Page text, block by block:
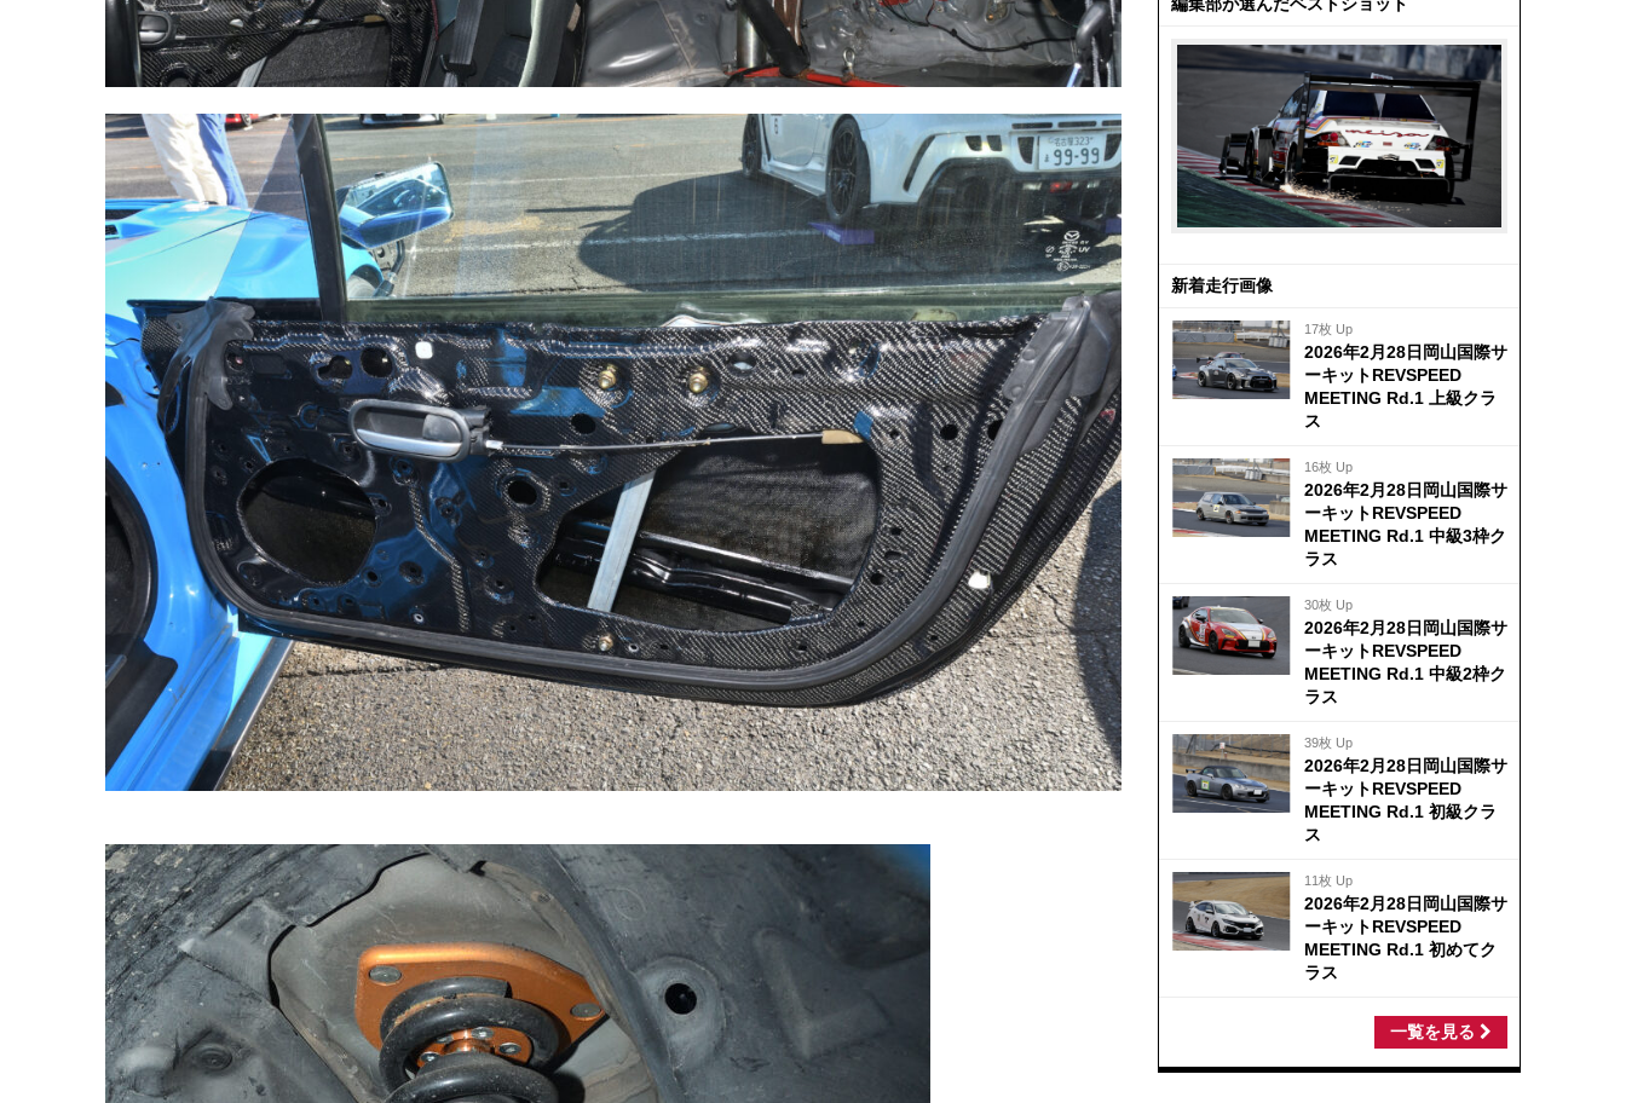
新着走行画像
17枚 Up
2026年2月28日岡山国際サ
ーキットREVSPEED
MEETING Rd.1 上級クラ
ス
16枚 Up
2026年2月28日岡山国際サ
ーキットREVSPEED
MEETING Rd.1 中級3枠ク
ラス
30枚 Up
2026年2月28日岡山国際サ
ーキットREVSPEED
MEETING Rd.1 中級2枠ク
ラス
39枚 Up
2026年2月28日岡山国際サ
ーキットREVSPEED
MEETING Rd.1 初級クラ
ス
11枚 Up
2026年2月28日岡山国際サ
ーキットREVSPEED
MEETING Rd.1 初めてク
ラス
一覧を見る